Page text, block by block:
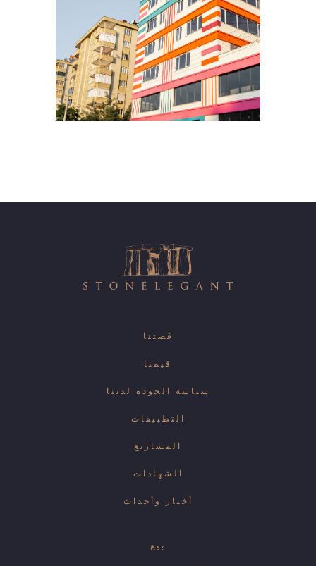
قصتنا
قيمنا
سياسة الجودة لدينا
التطبيقات
المشاريع
الشهادات
أخبار وأحداث
بيع